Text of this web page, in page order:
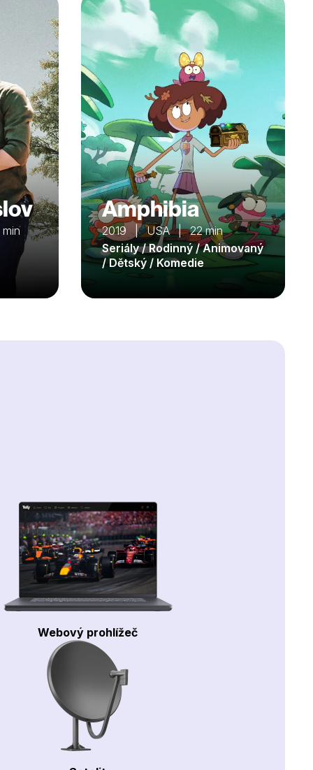
Amphibia
2019 | USA | 22 min
Seriály / Rodinný / Animovaný
/ Dětský / Komedie
Webový prohlížeč